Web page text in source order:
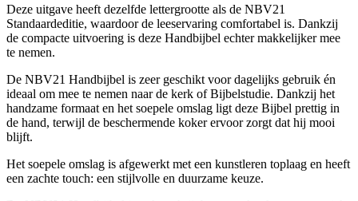
Deze uitgave heeft dezelfde lettergrootte als de NBV21
Standaardeditie, waardoor de leeservaring comfortabel is. Dankzij
de compacte uitvoering is deze Handbijbel echter makkelijker mee
te nemen.
De NBV21 Handbijbel is zeer geschikt voor dagelijks gebruik én
ideaal om mee te nemen naar de kerk of Bijbelstudie. Dankzij het
handzame formaat en het soepele omslag ligt deze Bijbel prettig in
de hand, terwijl de beschermende koker ervoor zorgt dat hij mooi
blijft.
Het soepele omslag is afgewerkt met een kunstleren toplaag en heeft
een zachte touch: een stijlvolle en duurzame keuze.